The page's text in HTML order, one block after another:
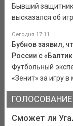
Бывший
высказался об
Сегодня 17:11
Бубнов заявил,
России с
Футбольный
«Зенит» за игру в
ГОЛОСОВАНИЕ
Сможет ли